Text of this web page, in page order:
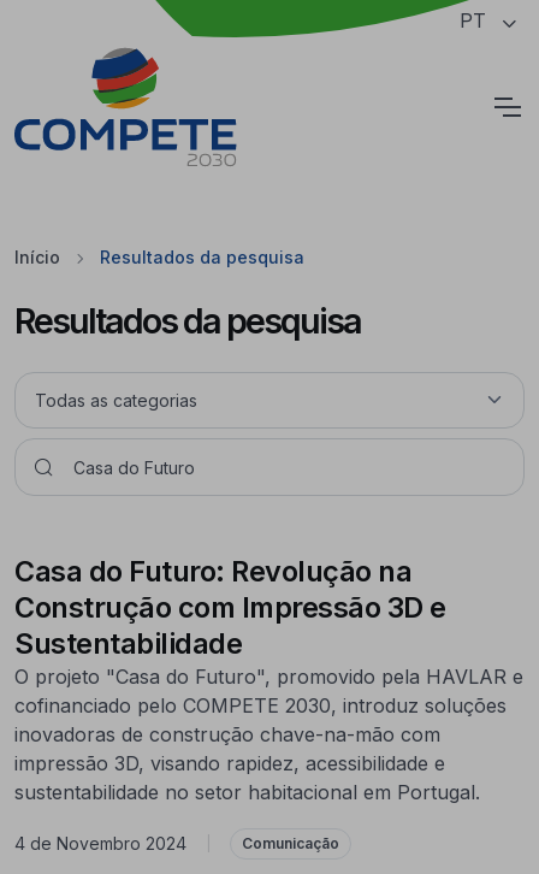
Saltar para o conteúdo principal da página PT
Início Resultados da pesquisa
Resultados da pesquisa
Casa do Futuro: Revolução na
Construção com Impressão 3D e
Sustentabilidade
O projeto "Casa do Futuro", promovido pela HAVLAR e
cofinanciado pelo COMPETE 2030, introduz soluções
inovadoras de construção chave-na-mão com
impressão 3D, visando rapidez, acessibilidade e
sustentabilidade no setor habitacional em Portugal.
4 de Novembro 2024 Comunicação